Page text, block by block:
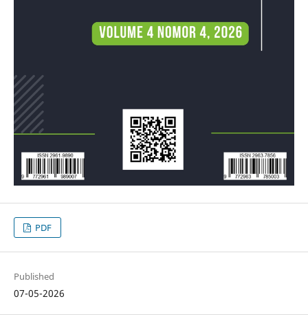
PDF
Published
07-05-2026